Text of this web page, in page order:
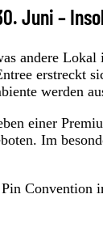
Juni –
andere
erstreckt
werden
einer
Im
Convention